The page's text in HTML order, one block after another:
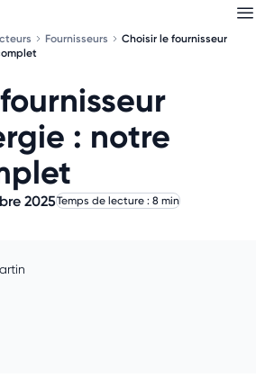
Fournisseurs
Choisir le fournisseur
: notre
2025Temps de lecture : 8 min
Facebook
sur X
newsletters
qui vous intéressent